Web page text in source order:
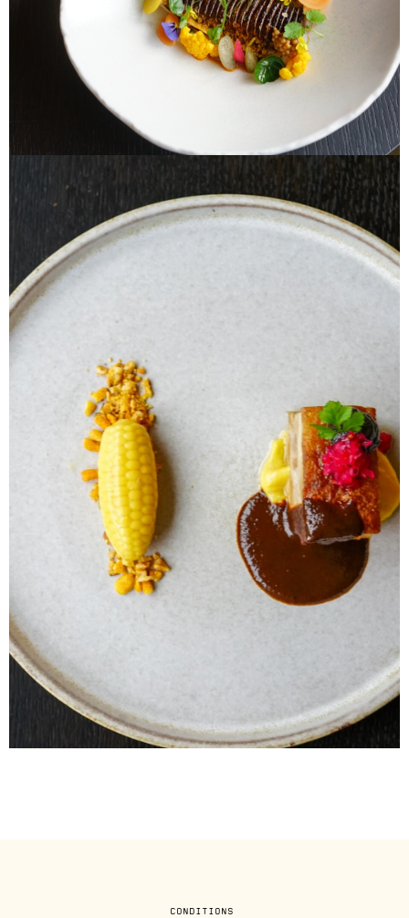
CONDITIONS